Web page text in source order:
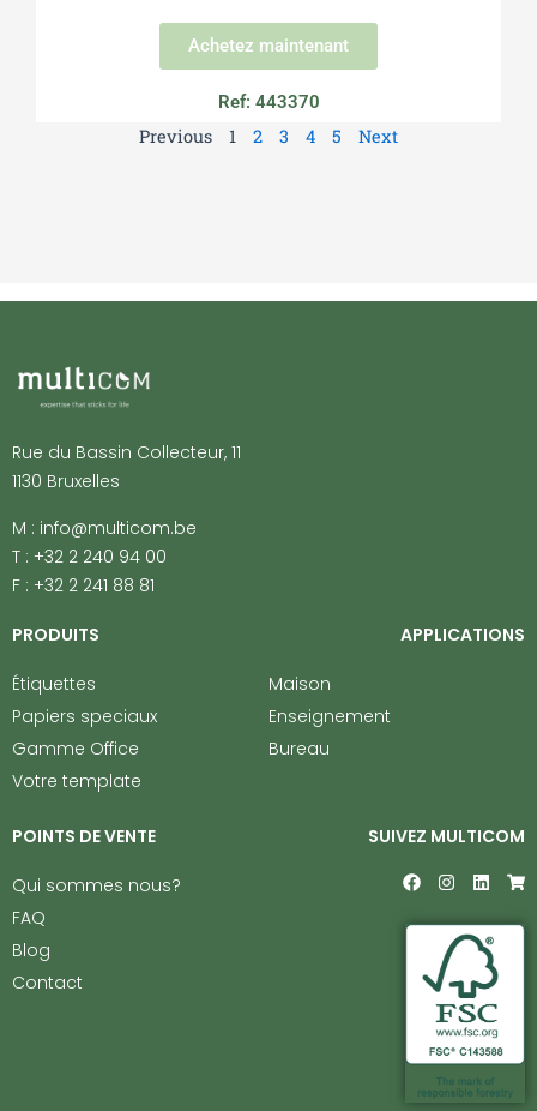
Achetez maintenant
Ref: 443370
Previous 1 2 3 4 5 Next
Rue du Bassin Collecteur, 11
1130 Bruxelles
M : info@multicom.be
T : +32 2 240 94 00
F : +32 2 241 88 81
PRODUITS
Étiquettes
Papiers speciaux
Gamme Office
Votre template
APPLICATIONS
Maison
Enseignement
Bureau
POINTS DE VENTE
Qui sommes nous?
FAQ
Blog
Contact
SUIVEZ MULTICOM
F
a
e
I
n
t
a
g
r
a
m
L
i
k
e
d
i
n
S
h
p
a